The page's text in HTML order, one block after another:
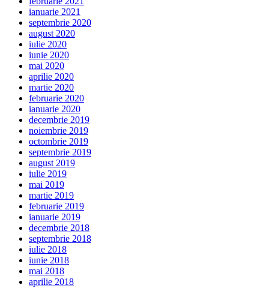
ianuarie 2021
septembrie 2020
august 2020
iulie 2020
iunie 2020
mai 2020
aprilie 2020
martie 2020
februarie 2020
ianuarie 2020
decembrie 2019
noiembrie 2019
octombrie 2019
septembrie 2019
august 2019
iulie 2019
mai 2019
martie 2019
februarie 2019
ianuarie 2019
decembrie 2018
septembrie 2018
iulie 2018
iunie 2018
mai 2018
aprilie 2018